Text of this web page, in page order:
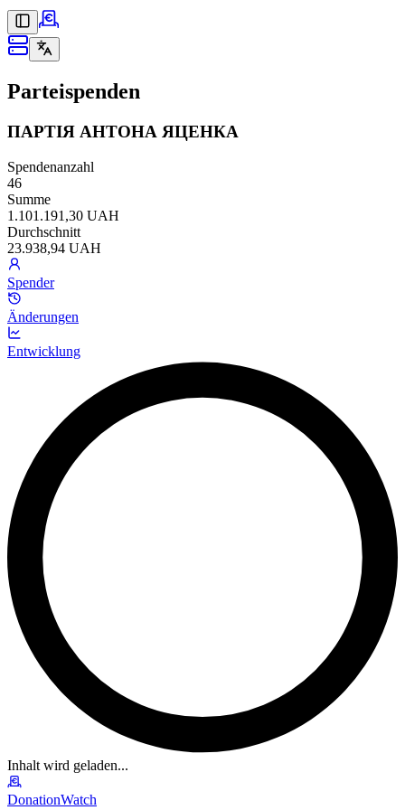
Parteispenden
ПАРТІЯ АНТОНА ЯЦЕНКА
Spendenanzahl
46
Summe
1.101.191,30 UAH
Durchschnitt
23.938,94 UAH
Spender
Änderungen
Entwicklung
Inhalt wird geladen...
DonationWatch